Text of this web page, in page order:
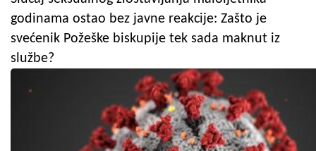
godinama ostao bez javne reakcije: Zašto je
svećenik Požeške biskupije tek sada maknut iz
službe?